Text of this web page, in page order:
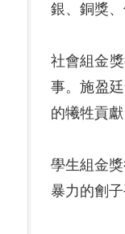
銀、銅獎
社會組金
事。施盈
的犧牲貢
學生組金
暴力的劊